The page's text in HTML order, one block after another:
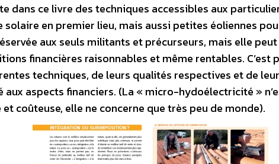
dans ce livre des techniques accessibles aux
en premier lieu, mais aussi petites éoliennes
aux seuls militants et précurseurs, mais elle
financières raisonnables et même rentables. C’est
techniques, de leurs qualités respectives et de
aspects financiers. (La « micro-hydoélectricité »
coûteuse, elle ne concerne que très peu de monde).